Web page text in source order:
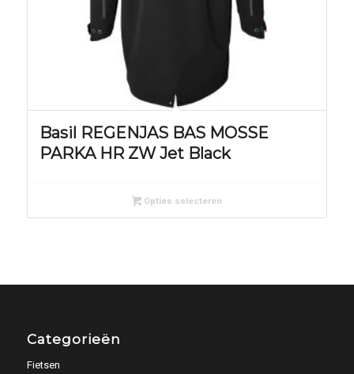
Basil REGENJAS BAS MOSSE
PARKA HR ZW Jet Black
Opties selecteren
Categorieën
Fietsen